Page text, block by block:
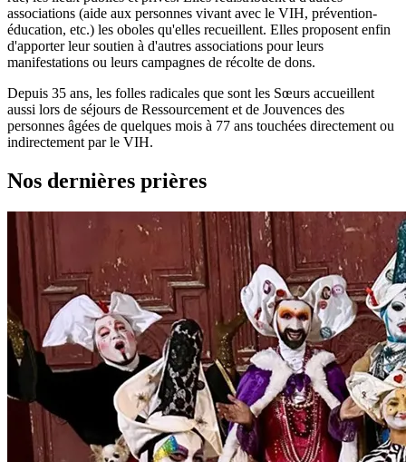
associations (aide aux personnes vivant avec le VIH, prévention-
éducation, etc.) les oboles qu'elles recueillent. Elles proposent enfin
d'apporter leur soutien à d'autres associations pour leurs
manifestations ou leurs campagnes de récolte de dons.
Depuis 35 ans, les folles radicales que sont les Sœurs accueillent
aussi lors de séjours de Ressourcement et de Jouvences des
personnes âgées de quelques mois à 77 ans touchées directement ou
indirectement par le VIH.
Nos dernières prières